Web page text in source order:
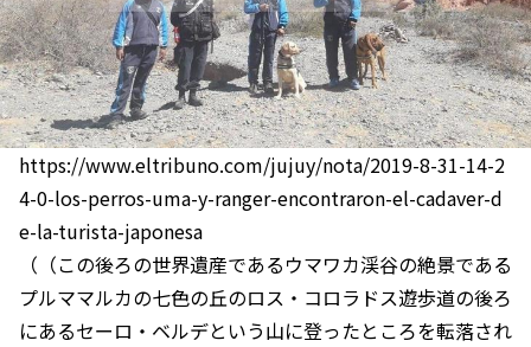
https://www.eltribuno.com/jujuy/nota/2019-8-31-14-2
4-0-los-perros-uma-y-ranger-encontraron-el-cadaver-d
e-la-turista-japonesa
（（この後ろの世界遺産であるウマワカ渓谷の絶景である
プルママルカの七色の丘のロス・コロラドス遊歩道の後ろ
にあるセーロ・ベルデという山に登ったところを転落され